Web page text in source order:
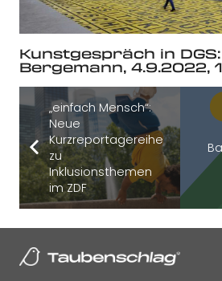
Kunstgespräch in
Bergemann, 4.9.2022,
„einfach Mensch“:
Neue
Kurzreportagereihe
zu
Inklusionsthemen
im ZDF